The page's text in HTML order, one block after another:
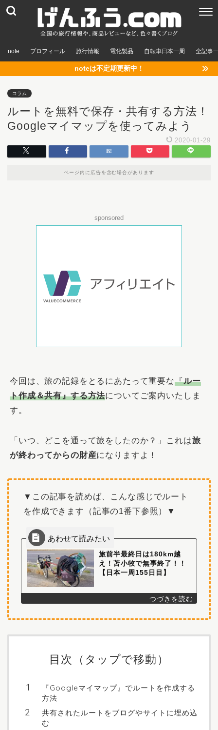
note プロフィール 旅行情報 電化製品 自転車日本一周 全記事
noteは不定期更新中！
コラム
ルートを無料で保存・共有する方法！
Googleマイマップを使ってみよう
2020-01-29
ページ内に広告を含む場合があります
sponsored
今回は、旅の記録をとるにあたって重要な『ルー
ト作成＆共有』する方法についてご案内いたしま
す。
「いつ、どこを通って旅をしたのか？」これは旅
が終わってからの財産になりますよ！
▼この記事を読めば、こんな感じでルート
を作成できます（記事の1番下参照）▼
旅前半最終日は180km越
え！苫小牧で無事終了！！
【日本一周155日目】
目次（タップで移動）
『Googleマイマップ』でルートを作成する
方法
共有されたルートをブログやサイトに埋め込
む